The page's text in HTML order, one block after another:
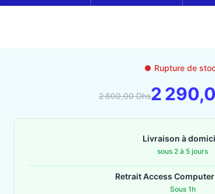
Rupture de
2 800,00 Dhs2
Livraison à
sous 2 à 5 jours
Retrait Access
Sous 1h